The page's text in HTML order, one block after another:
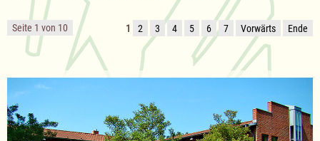
Seite 1 von 10 1 2 3 4 5 6 7 Vorwärts Ende